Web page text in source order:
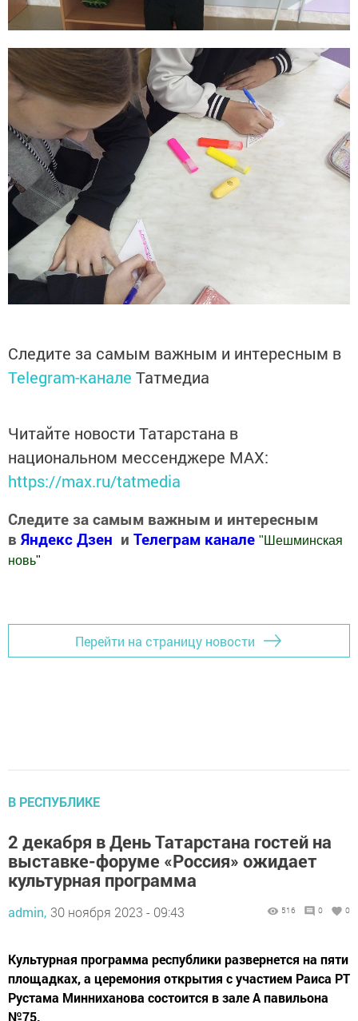
Следите за самым важным и интересным в
Telegram-канале Татмедиа
Читайте новости Татарстана в
национальном мессенджере MАХ:
https://max.ru/tatmedia
Следите за самым важным и интересным
в Яндекс Дзен и Телеграм канале " Шешминская
новь"
Перейти на страницу новости
В РЕСПУБЛИКЕ
2 декабря в День Татарстана гостей на
выставке-форуме «Россия» ожидает
культурная программа
admin, 30 ноября 2023 - 09:43 516 0 0
Культурная программа республики развернется на пяти
площадках, а церемония открытия с участием Раиса РТ
Рустама Минниханова состоится в зале А павильона
№75.